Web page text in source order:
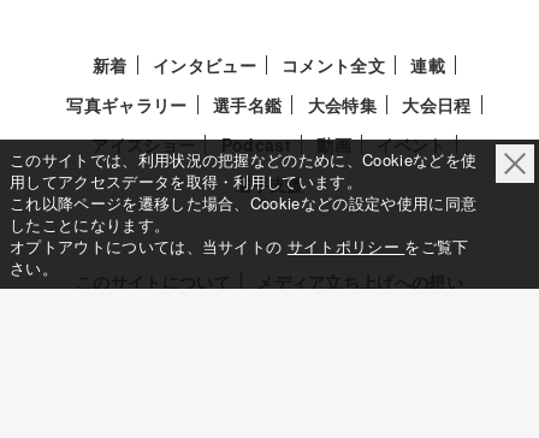
新着 インタビュー コメント全文
連載
写真ギャラリー
選手名鑑 大会特集
大会日程
アイスショー
Podcast 動画
イベント
選手支援
このサイトでは、利用状況の把握などのために、Cookieなどを使
用してアクセスデータを取得・利用しています。
これ以降ページを遷移した場合、Cookieなどの設定や使用に同意
したことになります。
オプトアウトについては、当サイトの サイトポリシー をご覧下
さい。